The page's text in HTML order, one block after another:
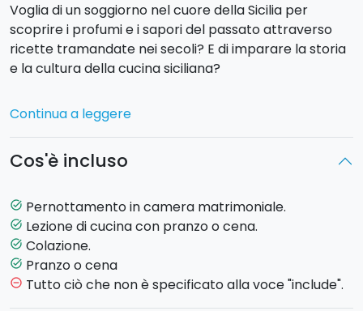
Voglia di un soggiorno nel cuore della Sicilia per
scoprire i profumi e i sapori del passato attraverso
ricette tramandate nei secoli? E di imparare la storia
e la cultura della cucina siciliana?
Trascorrerete la vostra vacanza in un
immerso nel verde
1) Al vostro arrivo verrete accolti dal personale e
incontrerete la vostra
cucinaa base di prodotti tipici ragusani. La Signora
Nella vi accoglierà e introdurrà il corso: durante la
Continua a leggere
Cos'è incluso
task_alt Pernottamento in camera matrimoniale.
task_alt Lezione di cucina con pranzo o cena.
task_alt Colazione.
task_alt Pranzo o cena
remove_circle_outline Tutto ciò che non è specificato alla voce "include".